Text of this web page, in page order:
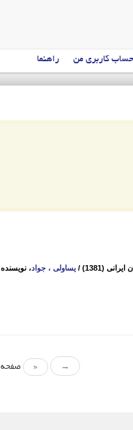
حساب کاربری من راهنما
(1381)
/ یساولی ، جواد، نویسنده
→
« صفحه 1/1